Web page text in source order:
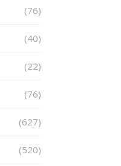
(76)
(40)
(22)
(76)
(627)
(520)